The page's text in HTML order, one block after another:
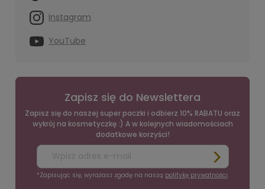
Instagram
YouTube
Zapisz się do Newslettera
Zapisz się do naszej super paczki i odbierz 10% RABATU oraz
wykrój na kosmetyczkę :) A w kolejnych wiadomościach
dodatkowe korzyści!
*Zapisując się, wyrażasz zgodę na naszą politykę prywatności.